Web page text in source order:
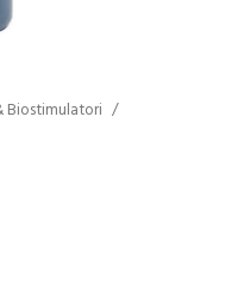
Biostimulatori